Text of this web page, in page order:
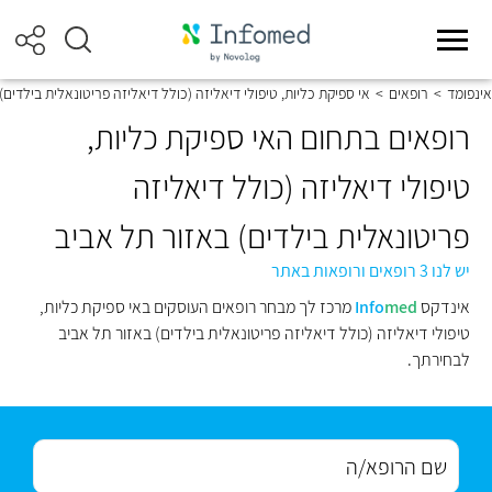
אינפומד > רופאים > אי ספיקת כליות, טיפולי דיאליזה (כולל דיאליזה פריטונאלית בילדים)
רופאים בתחום האי ספיקת כליות,
טיפולי דיאליזה (כולל דיאליזה
פריטונאלית בילדים) באזור תל אביב
יש לנו 3 רופאים ורופאות באתר
אינדקס
Infomed
מרכז לך מבחר רופאים העוסקים באי ספיקת כליות,
טיפולי דיאליזה (כולל דיאליזה פריטונאלית בילדים) באזור תל אביב
לבחירתך.